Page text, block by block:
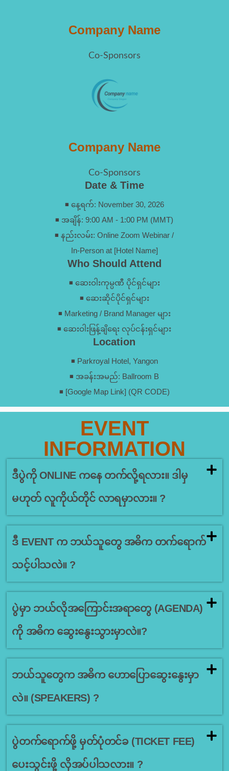
Company Name
Co-Sponsors
Company Name
Co-Sponsors
Date & Time
◾ နေ့ရက်: November 30, 2026
◾ အချိန်: 9:00 AM - 1:00 PM (MMT)
◾ နည်းလမ်း: Online Zoom Webinar /
In-Person at [Hotel Name]
Who Should Attend
◾ ဆေးဝါးကုမ္ပဏီ ပိုင်ရှင်များ
◾ ဆေးဆိုင်ပိုင်ရှင်များ
◾ Marketing / Brand Manager များ
◾ ဆေးဝါးဖြန့်ချိရေး လုပ်ငန်းရှင်များ
Location
◾ Parkroyal Hotel, Yangon
◾ အခန်းအမည်: Ballroom B
◾ [Google Map Link] (QR CODE)
EVENT
INFORMATION
ဒီပွဲကို ONLINE ကနေ တက်လို့ရလား။ ဒါမှ
မဟုတ် လူကိုယ်တိုင် လာရမှာလား။ ?
ဒီ EVENT က ဘယ်သူတွေ အဓိက တက်ရောက်
သင့်ပါသလဲ။ ?
ပွဲမှာ ဘယ်လိုအကြောင်းအရာတွေ (AGENDA)
ကို အဓိက ဆွေးနွေးသွားမှာလဲ။?
ဘယ်သူတွေက အဓိက ဟောပြောဆွေးနွေးမှာ
လဲ။ (SPEAKERS) ?
ပွဲတက်ရောက်ဖို့ မှတ်ပုံတင်ခ (TICKET FEE)
ပေးသွင်းဖို့ လိုအပ်ပါသလား။ ?